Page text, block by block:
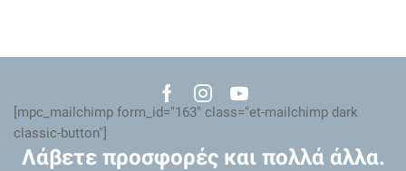
Facebook
Instagram
Youtube
[mpc_mailchimp form_id="163" class="et-mailchimp dark
classic-button"]
Λάβετε προσφορές και πολλά άλλα.